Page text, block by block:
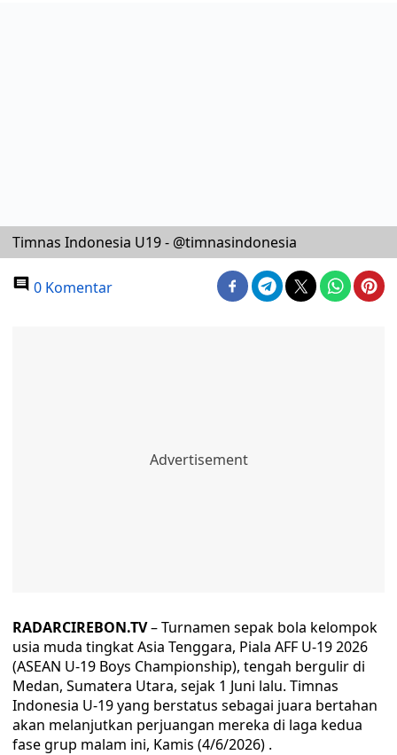
Timnas Indonesia U19 - @timnasindonesia
0 Komentar
RADARCIREBON.TV– Turnamen sepak bola kelompok
usia muda tingkat Asia Tenggara, Piala AFF U-19 2026
(ASEAN U-19 Boys Championship), tengah bergulir di
Medan, Sumatera Utara, sejak 1 Juni lalu. Timnas
Indonesia U-19 yang berstatus sebagai juara bertahan
akan melanjutkan perjuangan mereka di laga kedua
fase grup malam ini, Kamis (4/6/2026) .